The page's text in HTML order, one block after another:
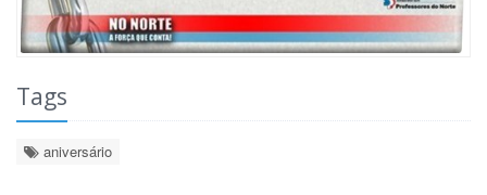
Tags
aniversário